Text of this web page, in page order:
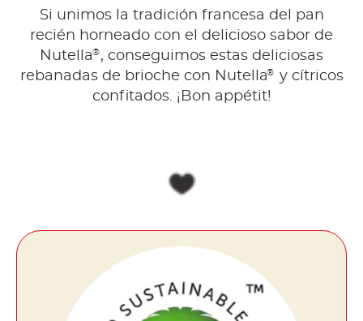
Si unimos la tradición francesa del pan
recién horneado con el delicioso sabor de
Nutella®, conseguimos estas deliciosas
rebanadas de brioche con Nutella®
y cítricos
confitados. ¡Bon appétit!